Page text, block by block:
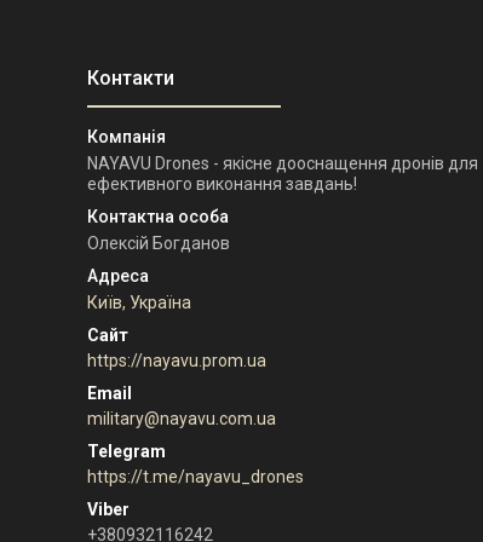
NAYAVU Drones - якісне дооснащення дронів для
ефективного виконання завдань!
Олексій Богданов
Київ, Україна
https://nayavu.prom.ua
military@nayavu.com.ua
https://t.me/nayavu_drones
+380932116242